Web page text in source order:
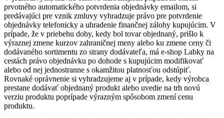
prvotného automatického potvrdenia objednávky emailom, si
predávajúci pre vznik zmluvy vyhradzuje právo pre potvrdenie
objednávky telefonicky a uhradenie finančnej zálohy kupujúcim. V
prípade, že v priebehu doby, kedy bol tovar objednaný, prišlo k
výraznej zmene kurzov zahraničnej meny alebo ku zmene ceny či
dodávaného sortimentu zo strany dodávateľa, má e-shop Labky na
cestách právo objednávku po dohode s kupujúcim modifikovať
alebo od nej jednostranne s okamžitou platnosťou odstúpiť.
Rovnaké oprávnenie si vyhradzujeme aj v prípade, kedy výrobca
prestane dodávať objednaný produkt alebo uvedie na trh novú
verziu produktu poprípade výrazným spôsobom zmení cenu
produktu.